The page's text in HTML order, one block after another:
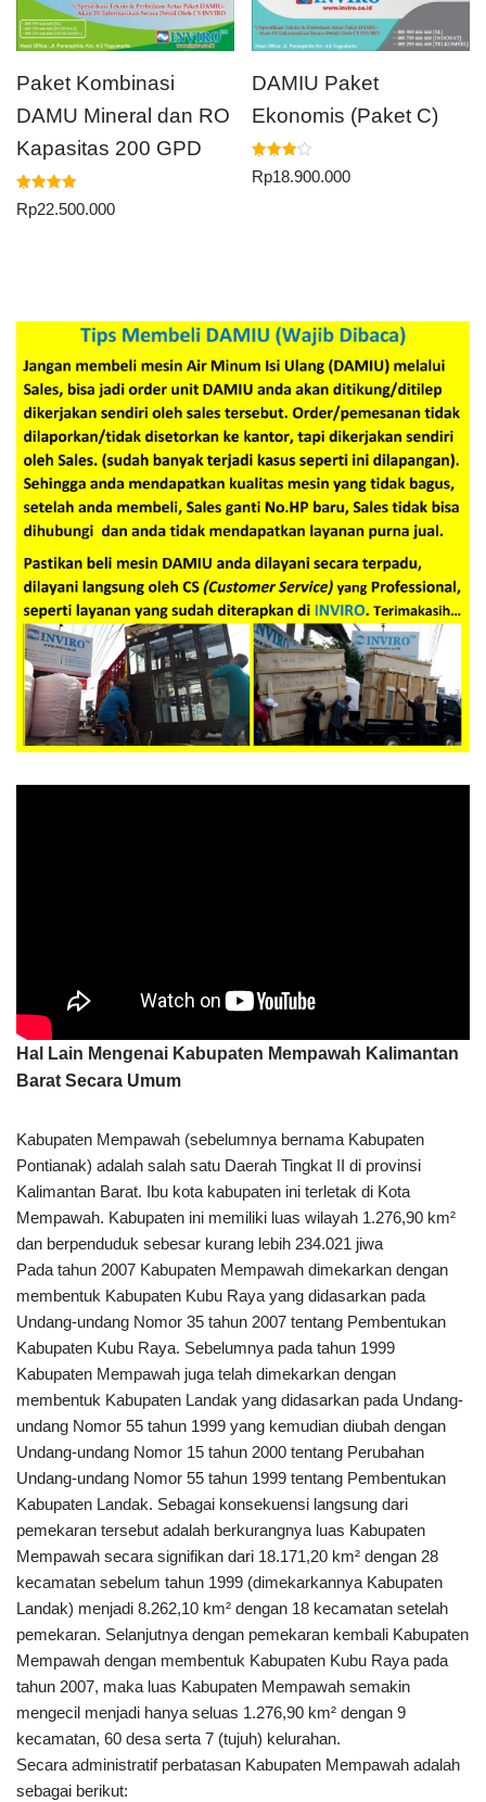
Paket Kombinasi
DAMU Mineral dan RO
Kapasitas 200 GPD
Dinilai
5.00
Rp22.500.000
DAMIU Paket
Ekonomis (Paket C)
Dinilai
4.00
Rp18.900.000
Hal Lain Mengenai Kabupaten Mempawah Kalimantan
Barat Secara Umum
Kabupaten Mempawah (sebelumnya bernama Kabupaten
Pontianak) adalah salah satu Daerah Tingkat II di provinsi
Kalimantan Barat. Ibu kota kabupaten ini terletak di Kota
Mempawah. Kabupaten ini memiliki luas wilayah 1.276,90 km²
dan berpenduduk sebesar kurang lebih 234.021 jiwa
Pada tahun 2007 Kabupaten Mempawah dimekarkan dengan
membentuk Kabupaten Kubu Raya yang didasarkan pada
Undang-undang Nomor 35 tahun 2007 tentang Pembentukan
Kabupaten Kubu Raya. Sebelumnya pada tahun 1999
Kabupaten Mempawah juga telah dimekarkan dengan
membentuk Kabupaten Landak yang didasarkan pada Undang-
undang Nomor 55 tahun 1999 yang kemudian diubah dengan
Undang-undang Nomor 15 tahun 2000 tentang Perubahan
Undang-undang Nomor 55 tahun 1999 tentang Pembentukan
Kabupaten Landak. Sebagai konsekuensi langsung dari
pemekaran tersebut adalah berkurangnya luas Kabupaten
Mempawah secara signifikan dari 18.171,20 km² dengan 28
kecamatan sebelum tahun 1999 (dimekarkannya Kabupaten
Landak) menjadi 8.262,10 km² dengan 18 kecamatan setelah
pemekaran. Selanjutnya dengan pemekaran kembali Kabupaten
Mempawah dengan membentuk Kabupaten Kubu Raya pada
tahun 2007, maka luas Kabupaten Mempawah semakin
mengecil menjadi hanya seluas 1.276,90 km² dengan 9
kecamatan, 60 desa serta 7 (tujuh) kelurahan.
Secara administratif perbatasan Kabupaten Mempawah adalah
sebagai berikut: